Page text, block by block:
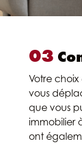
03
Votre choix
vous
que vous
immobilier
ont